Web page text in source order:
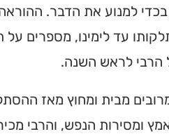
למנוע את הדבר.
עד לימינו, מספרים על
הרבי לראש השנה.
מבית ומחוץ מאז
ומסירות הנפש, והרבי